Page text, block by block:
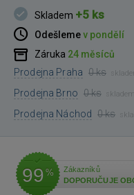
Skladem +5 ks
Odešlemev pondělí
Záruka 24 měsíců
Prodejna Praha 0 ks
Prodejna Brno 0 ks skladem
Prodejna Náchod 0 ks
99 %
Zákazníků
DOPORUČUJE